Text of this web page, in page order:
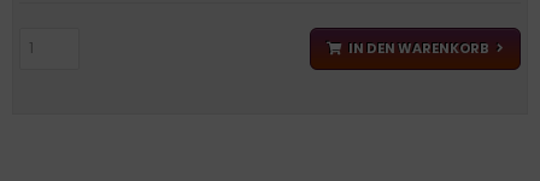
IN DEN WARENKORB